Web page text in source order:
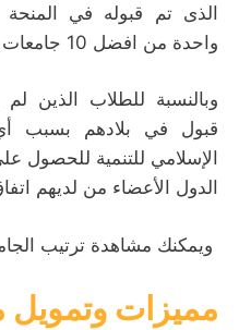
الذى تم قبوله في
واحدة من افضل 10 جامعات حكومية في بلدانهم.
وبالنسبة للطلاب الذين
قبول في بلادهم بسبب
الإسلامي للتنمية
الدول الأعضاء من لديهم
ويمكنك مشاهدة ترتيب
مميزات وتمويل